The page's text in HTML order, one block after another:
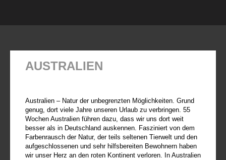
AUSTRALIEN
Australien – Natur der unbegrenzten Möglichkeiten. Grund
genug, dort viele Jahre unseren Urlaub zu verbringen. 55
Wochen Australien führen dazu, dass wir uns dort weit
besser als in Deutschland auskennen. Fasziniert von dem
Farbenrausch der Natur, der teils seltenen Tierwelt und den
aufgeschlossenen und sehr hilfsbereiten Bewohnern haben
wir unser Herz an den roten Kontinent verloren. In Australien